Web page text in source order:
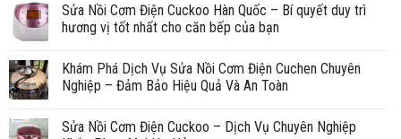
Sửa Nồi Cơm Điện Cuckoo Hàn Quốc – Bí quyết duy trì
hương vị tốt nhất cho căn bếp của bạn
Khám Phá Dịch Vụ Sửa Nồi Cơm Điện Cuchen Chuyên
Nghiệp – Đảm Bảo Hiệu Quả Và An Toàn
Sửa Nồi Cơm Điện Cuckoo – Dịch Vụ Chuyên Nghiệp